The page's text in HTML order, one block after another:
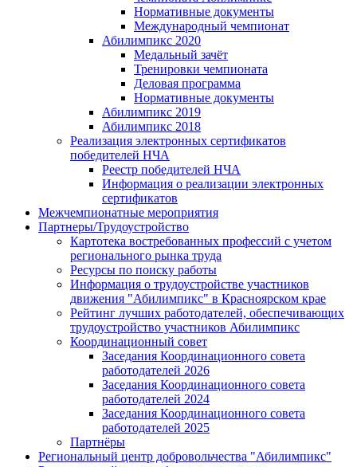
Нормативные документы
Международный чемпионат
Абилимпикс 2020
Медальный зачёт
Тренировки чемпионата
Деловая программа
Нормативные документы
Абилимпикс 2019
Абилимпикс 2018
Реализация электронных сертификатов
победителей НЧА
Реестр победителей НЧА
Информация о реализации электронных
сертификатов
Межчемпионатные мероприятия
Партнеры/Трудоустройство
Картотека востребованных профессий с учетом
регионального рынка труда
Ресурсы по поиску работы
Информация о трудоустройстве участников
движения "Абилимпикс" в Красноярском крае
Рейтинг лучших работодателей, обеспечивающих
трудоустройство участников Абилимпикс
Координационный совет
Заседания Координационного совета
работодателей 2026
Заседания Координационного совета
работодателей 2024
Заседания Координационного совета
работодателей 2025
Партнёры
Региональный центр добровольчества "Абилимпикс"